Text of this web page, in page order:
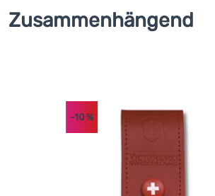
Zusammenhängend
-10%